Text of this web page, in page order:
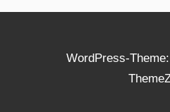
WordPress-